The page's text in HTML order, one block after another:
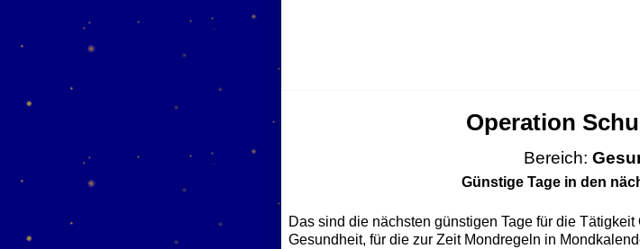
Operation
Bereich:
Günstige Tage in den
Das sind die nächsten günstigen Tage für die
Gesundheit, für die zur Zeit Mondregeln in